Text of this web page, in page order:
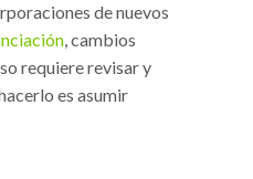
de nuevos
, cambios
requiere revisar y
es asumir